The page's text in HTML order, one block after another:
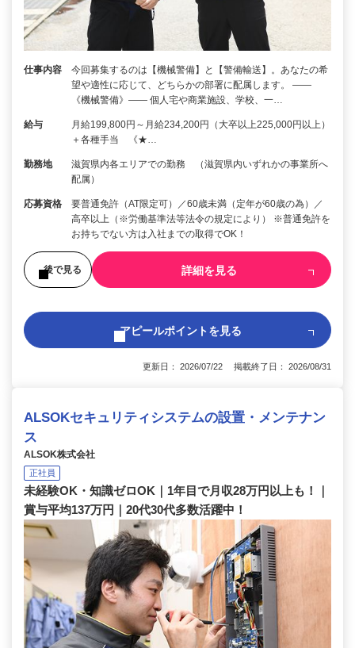
仕事内容
今回募集するのは【機械警備】と【警備輸送】。あなたの希
望や適性に応じて、どちらかの部署に配属します。 ――
《機械警備》―― 個人宅や商業施設、学校、一…
給与
月給199,800円～月給234,200円（大卒以上225,000円以上）
＋各種手当 《★…
勤務地
滋賀県内各エリアでの勤務 （滋賀県内いずれかの事業所へ
配属）
応募資格
要普通免許（AT限定可）／60歳未満（定年が60歳の為）／
高卒以上（※労働基準法等法令の規定により） ※普通免許を
お持ちでない方は入社までの取得でOK！
後で見る 詳細を見る
アピールポイントを見る
更新日： 2026/07/22 掲載終了日： 2026/08/31
ALSOKセキュリティシステムの設置・メンテナン
ス
ALSOK株式会社
正社員
未経験OK・知識ゼロOK｜1年目で月収28万円以上も！｜
賞与平均137万円｜20代30代多数活躍中！